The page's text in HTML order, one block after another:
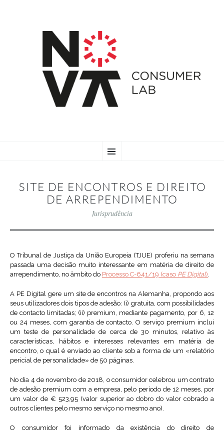
TO
SITE DE ENCONTROS E DIREITO
DE ARREPENDIMENTO
Jurisprudência
O Tribunal de Justiça da União Europeia (TJUE) proferiu na semana
passada uma decisão muito interessante em matéria de direito de
arrependimento, no âmbito do Processo C-641/19 (caso PE Digital).
A PE Digital gere um site de encontros na Alemanha, propondo aos
seus utilizadores dois tipos de adesão: (i) gratuita, com possibilidades
de contacto limitadas; (ii) premium, mediante pagamento, por 6, 12
ou 24 meses, com garantia de contacto. O serviço premium inclui
um teste de personalidade de cerca de 30 minutos, relativo às
características, hábitos e interesses relevantes em matéria de
encontro, o qual é enviado ao cliente sob a forma de um «relatório
pericial de personalidade» de 50 páginas.
No dia 4 de novembro de 2018, o consumidor celebrou um contrato
de adesão premium com a empresa, pelo período de 12 meses, por
um valor de € 523,95 (valor superior ao dobro do valor cobrado a
outros clientes pelo mesmo serviço no mesmo ano).
O consumidor foi informado da existência do direito de